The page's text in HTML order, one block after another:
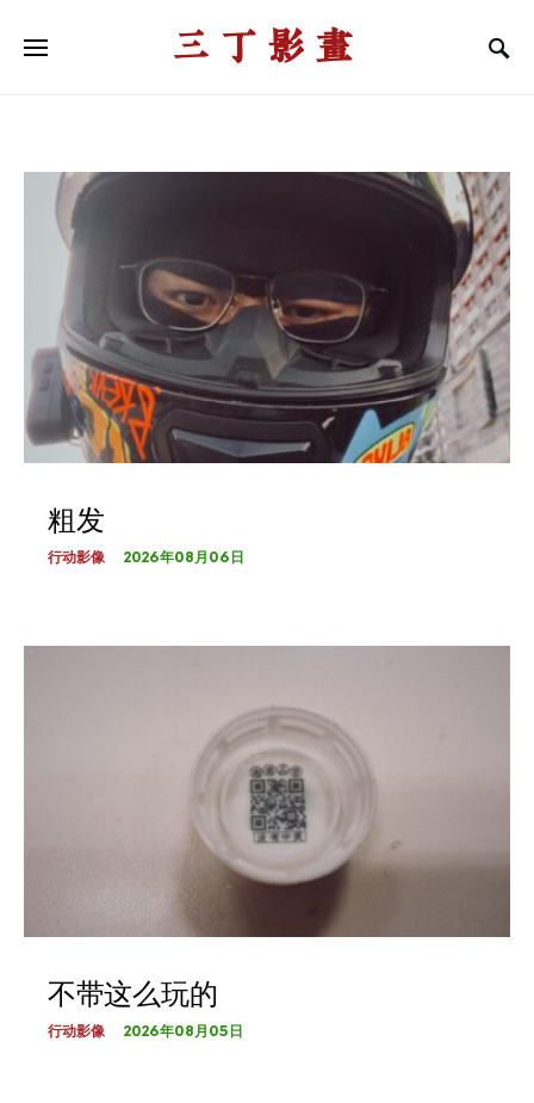
三丁影画
粗发
行动影像 2026年08月06日
不带这么玩的
行动影像 2026年08月05日